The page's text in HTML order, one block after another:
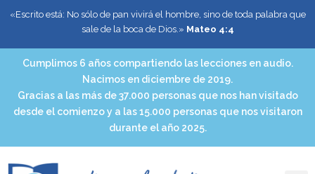
«Escrito está: No sólo de pan vivirá el hombre, sino de toda palabra que
sale de la boca de Dios.» Mateo 4:4
Cumplimos 6 años compartiendo las lecciones en audio.
Nacimos en diciembre de 2019.
Gracias a las más de 37.000 personas que nos han visitado
desde el comienzo y a las 15.000 personas que nos visitaron
durante el año 2025.